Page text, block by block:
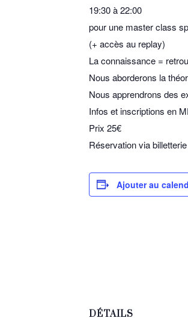
19:30 à 22:00
pour une master class
(+ accès au replay)
La connaissance =
Nous aborderons la
Nous apprendrons des
Infos et inscriptions en
Prix 25€
Réservation via
Ajouter au
DÉTAILS